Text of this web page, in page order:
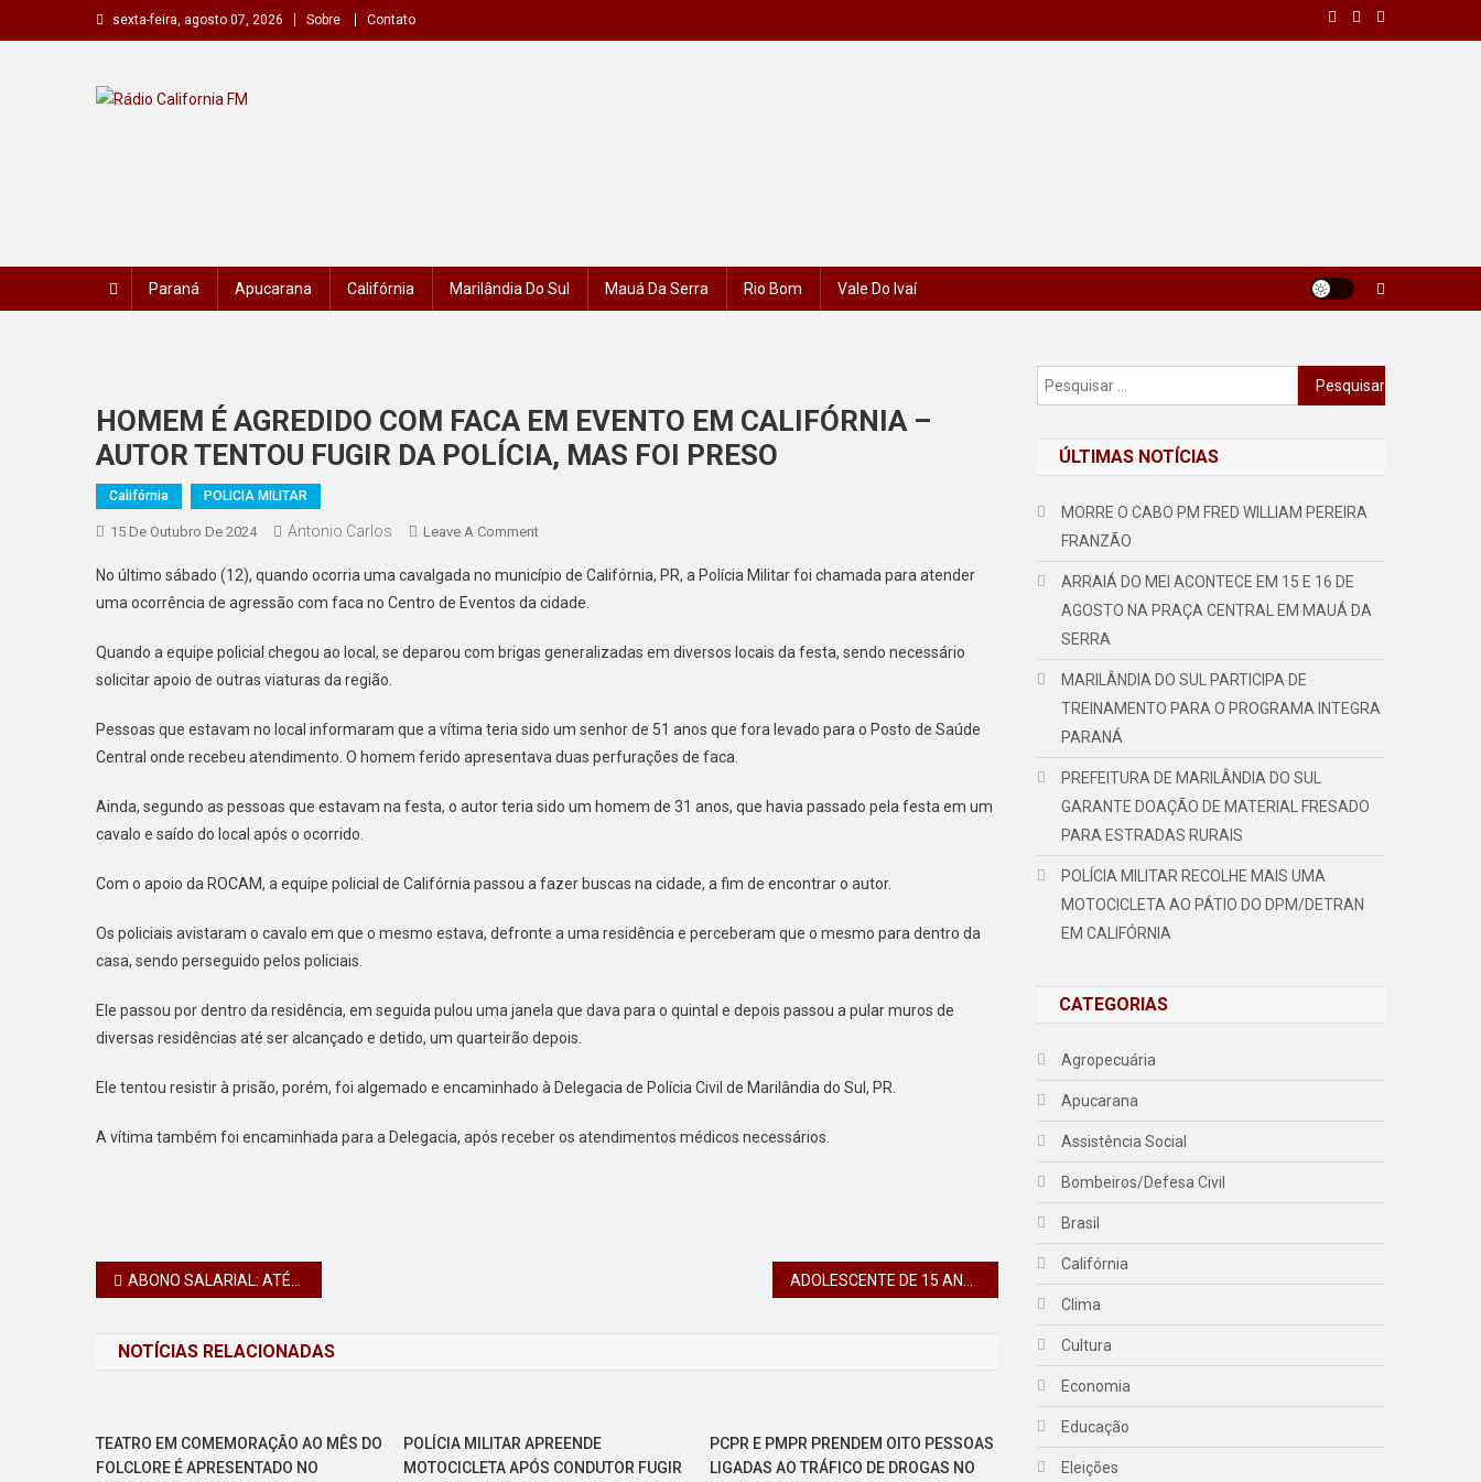
to
sexta-feira, agosto 07, 2026 Sobre Contato
Paraná Apucarana Califórnia Marilândia Do Sul Mauá Da Serra Rio Bom Vale Do Ivaí
HOMEM É AGREDIDO COM FACA EM EVENTO EM CALIFÓRNIA –
AUTOR TENTOU FUGIR DA POLÍCIA, MAS FOI PRESO
Califórnia POLICIA MILITAR
15 De Outubro De 2024 Antonio Carlos Leave A CommentOn
É
AGREDIDO
FACA
EM
CALIFÓRNIA
AUTOR
DA
MAS
No último sábado (12), quando ocorria uma cavalgada no município de Califórnia, PR, a Polícia Militar foi chamada para atender
uma ocorrência de agressão com faca no Centro de Eventos da cidade.
Quando a equipe policial chegou ao local, se deparou com brigas generalizadas em diversos locais da festa, sendo necessário
solicitar apoio de outras viaturas da região.
Pessoas que estavam no local informaram que a vítima teria sido um senhor de 51 anos que fora levado para o Posto de Saúde
Central onde recebeu atendimento. O homem ferido apresentava duas perfurações de faca.
Ainda, segundo as pessoas que estavam na festa, o autor teria sido um homem de 31 anos, que havia passado pela festa em um
cavalo e saído do local após o ocorrido.
Com o apoio da ROCAM, a equipe policial de Califórnia passou a fazer buscas na cidade, a fim de encontrar o autor.
Os policiais avistaram o cavalo em que o mesmo estava, defronte a uma residência e perceberam que o mesmo para dentro da
casa, sendo perseguido pelos policiais.
Ele passou por dentro da residência, em seguida pulou uma janela que dava para o quintal e depois passou a pular muros de
diversas residências até ser alcançado e detido, um quarteirão depois.
Ele tentou resistir à prisão, porém, foi algemado e encaminhado à Delegacia de Polícia Civil de Marilândia do Sul, PR.
A vítima também foi encaminhada para a Delegacia, após receber os atendimentos médicos necessários.
Navegação
Post
ABONO SALARIAL: ATÉ QUANDO PODE SACAR? SAIBA QUEM TEM DIREITO
NOTÍCIAS RELACIONADAS
TEATRO EM COMEMORAÇÃO AO MÊS DO
FOLCLORE É APRESENTADO NO
POLÍCIA MILITAR APREENDE
MOTOCICLETA APÓS CONDUTOR FUGIR
PCPR E PMPR PRENDEM OITO PESSOAS
LIGADAS AO TRÁFICO DE DROGAS NO
Pesquisar
por:
ÚLTIMAS NOTÍCIAS
MORRE O CABO PM FRED WILLIAM PEREIRA
FRANZÃO
ARRAIÁ DO MEI ACONTECE EM 15 E 16 DE
AGOSTO NA PRAÇA CENTRAL EM MAUÁ DA
SERRA
MARILÂNDIA DO SUL PARTICIPA DE
TREINAMENTO PARA O PROGRAMA INTEGRA
PARANÁ
PREFEITURA DE MARILÂNDIA DO SUL
GARANTE DOAÇÃO DE MATERIAL FRESADO
PARA ESTRADAS RURAIS
POLÍCIA MILITAR RECOLHE MAIS UMA
MOTOCICLETA AO PÁTIO DO DPM/DETRAN
EM CALIFÓRNIA
CATEGORIAS
Agropecuária
Apucarana
Assistência Social
Bombeiros/Defesa Civil
Brasil
Califórnia
Clima
Cultura
Economia
Educação
Eleições